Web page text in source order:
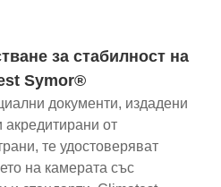
за стабилност на
Symor®
документи, издадени
акредитирани от
те удостоверяват
на камерата със